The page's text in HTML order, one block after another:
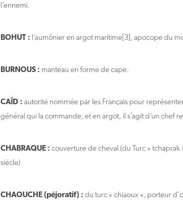
l’ennemi.
BOHUT : l’aumônier en argot maritime[3], apocope du
BURNOUS : manteau en forme de cape.
CAÏD : autorité nommée par les Français pour
général qui la commande, et en argot, il s’agit d’un chef
CHABRAQUE : couverture de cheval (du Turc « tchaprak
siècle)
CHAOUCHE (péjoratif) : du turc « chiaoux », porteur